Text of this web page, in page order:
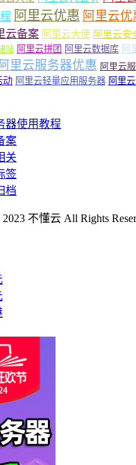
阿里云优惠 阿里云
云备案 阿里云大使 阿里云安
站 阿里云拼团 阿里云数据库 阿
阿里云服务器优惠 阿里云
动 阿里云轻量应用服务器 阿里
器使用教程
案
关
签
档
不懂云 All Rights